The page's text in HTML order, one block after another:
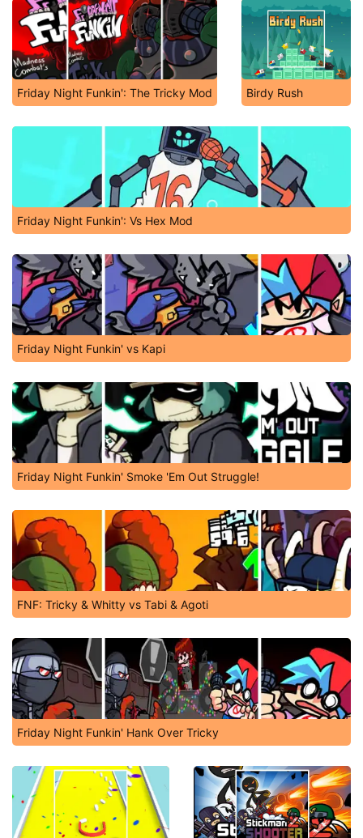
Friday Night Funkin': The Tricky Mod Birdy Rush
Friday Night Funkin': Vs Hex Mod
Friday Night Funkin' vs Kapi
Friday Night Funkin' Smoke 'Em Out Struggle!
FNF: Tricky & Whitty vs Tabi & Agoti
Friday Night Funkin' Hank Over Tricky